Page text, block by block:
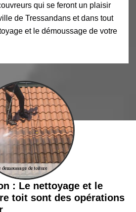
qui se feront un plaisir
de Tressandans et dans tout
et le démoussage de votre
: Le nettoyage et le
toit sont des opérations